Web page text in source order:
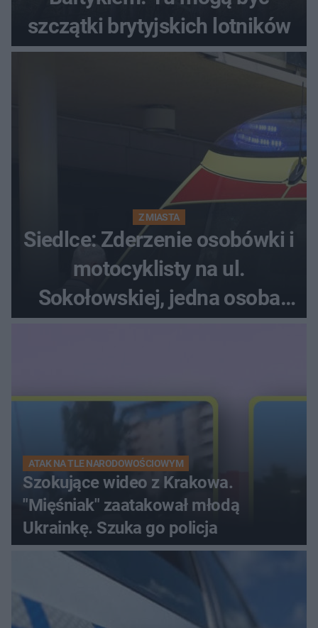
szczątki brytyjskich lotników
Z MIASTA
Siedlce: Zderzenie osobówki i
motocyklisty na ul.
Sokołowskiej, jedna osoba
ATAK NA TLE NARODOWOŚCIOWYM
Szokujące wideo z Krakowa.
"Mięśniak" zaatakował młodą
Ukrainkę. Szuka go policja